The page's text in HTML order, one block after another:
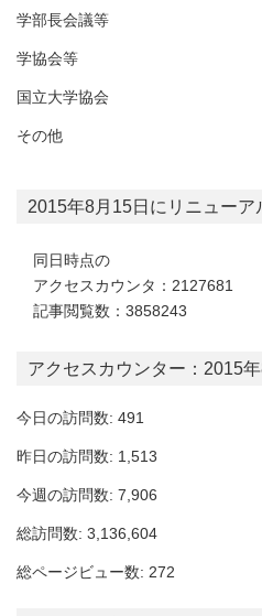
学部長会議等
学協会等
国立大学協会
その他
2015年8月15日にリニューア
同日時点の
アクセスカウンタ：2127681
記事閲覧数：3858243
アクセスカウンター：2015
今日の訪問数: 491
昨日の訪問数: 1,513
今週の訪問数: 7,906
総訪問数: 3,136,604
総ページビュー数: 272